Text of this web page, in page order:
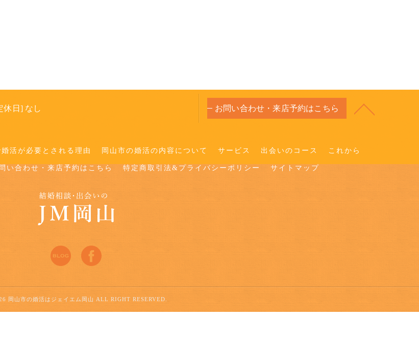
休日] なし お問い合わせ・来店予約はこちら
婚活が必要とされる理由 岡山市の婚活の内容について サービス 出会いのコース これから
い合わせ・来店予約はこちら 特定商取引法&プライバシーポリシー サイトマップ
岡山市の婚活はジェイエム岡山 ALL RIGHT RESERVED.